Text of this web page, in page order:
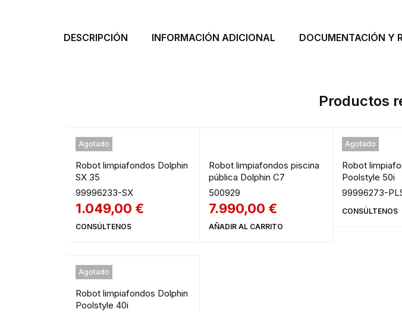
DESCRIPCIÓN INFORMACIÓN ADICIONAL DOCUMENTACIÓN Y
Productos
Agotado
Robot limpiafondos Dolphin
SX 35
99996233-SX
1.049,00 €
CONSÚLTENOS
Robot limpiafondos piscina
pública Dolphin C7
500929
7.990,00 €
AÑADIR AL CARRITO
Agotado
Robot
Poolstyle 50i
99996273-
CONSÚLTENOS
Agotado
Robot limpiafondos Dolphin
Poolstyle 40i